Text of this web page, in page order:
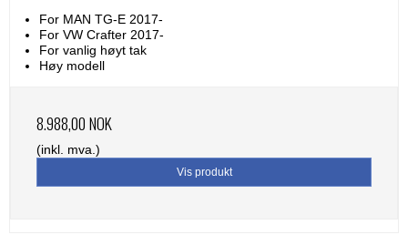
For MAN TG-E 2017-
For VW Crafter 2017-
For vanlig høyt tak
Høy modell
8.988,00 NOK
(inkl. mva.)
Vis produkt